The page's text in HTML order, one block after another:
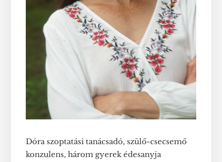
Dóra szoptatási tanácsadó, szülő-csecsemő
konzulens, három gyerek édesanyja